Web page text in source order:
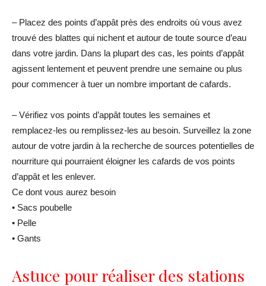
– Placez des points d’appât près des endroits où vous avez
trouvé des blattes qui nichent et autour de toute source d’eau
dans votre jardin. Dans la plupart des cas, les points d’appât
agissent lentement et peuvent prendre une semaine ou plus
pour commencer à tuer un nombre important de cafards.
– Vérifiez vos points d’appât toutes les semaines et
remplacez-les ou remplissez-les au besoin. Surveillez la zone
autour de votre jardin à la recherche de sources potentielles de
nourriture qui pourraient éloigner les cafards de vos points
d’appât et les enlever.
Ce dont vous aurez besoin
• Sacs poubelle
• Pelle
• Gants
Astuce pour réaliser des stations